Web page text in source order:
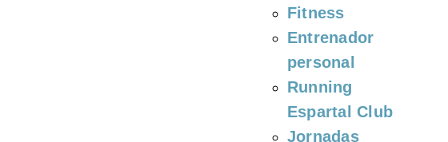
Fitness
Entrenador
personal
Running
Espartal Club
Jornadas